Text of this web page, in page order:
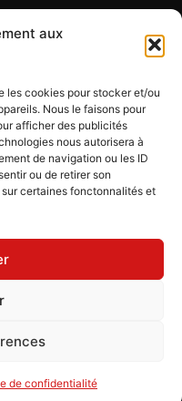
aux
les cookies pour stocker et/ou
Nous le faisons pour
afficher des publicités
nous autorisera à
de navigation ou les ID
ou de retirer son
certaines fonctonnalités et
de confidentialité
© 2026